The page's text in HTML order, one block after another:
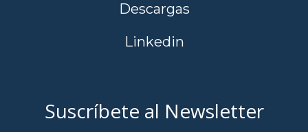
Descargas
Linkedin
Suscríbete al Newsletter